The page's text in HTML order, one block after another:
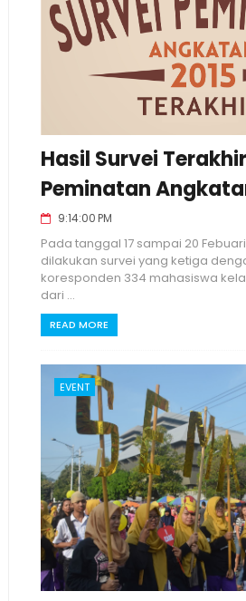
Hasil Survei Terakhir
Peminatan
9:14:00 PM
Pada tanggal 17 sampai 20
dilakukan survei yang ketiga
koresponden 334 mahasiswa
dari ...
READ MORE
EVENT